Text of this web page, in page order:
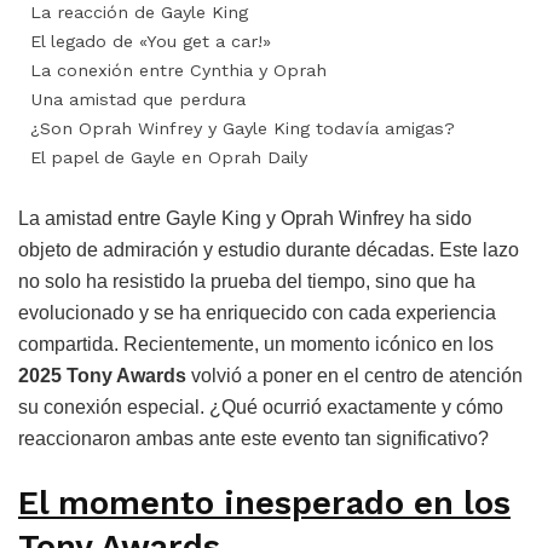
La reacción de Gayle King
El legado de «You get a car!»
La conexión entre Cynthia y Oprah
Una amistad que perdura
¿Son Oprah Winfrey y Gayle King todavía amigas?
El papel de Gayle en Oprah Daily
La amistad entre Gayle King y Oprah Winfrey ha sido
objeto de admiración y estudio durante décadas. Este lazo
no solo ha resistido la prueba del tiempo, sino que ha
evolucionado y se ha enriquecido con cada experiencia
compartida. Recientemente, un momento icónico en los
2025 Tony Awards volvió a poner en el centro de atención
su conexión especial. ¿Qué ocurrió exactamente y cómo
reaccionaron ambas ante este evento tan significativo?
El momento inesperado en los